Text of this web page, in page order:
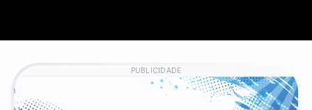
PUBLICIDADE